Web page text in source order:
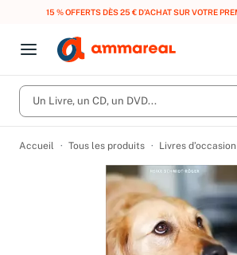
15 % OFFERTS DÈS 25 € D’ACHAT SUR VOTRE
Open menu
Fermer le menu
CD d'occasion
DVD d'occasion
Vinyles d'occasion
Vous n'avez pas trouvé l'article que
Un Livre, un CD, un DVD...
Accueil Tous les produits Livres d’occasion